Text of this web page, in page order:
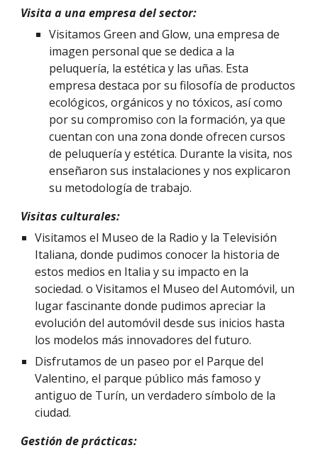
Visita a una empresa del sector:
Visitamos Green and Glow, una empresa de
imagen personal que se dedica a la
peluquería, la estética y las uñas. Esta
empresa destaca por su filosofía de productos
ecológicos, orgánicos y no tóxicos, así como
por su compromiso con la formación, ya que
cuentan con una zona donde ofrecen cursos
de peluquería y estética. Durante la visita, nos
enseñaron sus instalaciones y nos explicaron
su metodología de trabajo.
Visitas culturales:
Visitamos el Museo de la Radio y la Televisión
Italiana, donde pudimos conocer la historia de
estos medios en Italia y su impacto en la
sociedad. o Visitamos el Museo del Automóvil, un
lugar fascinante donde pudimos apreciar la
evolución del automóvil desde sus inicios hasta
los modelos más innovadores del futuro.
Disfrutamos de un paseo por el Parque del
Valentino, el parque público más famoso y
antiguo de Turín, un verdadero símbolo de la
ciudad.
Gestión de prácticas: